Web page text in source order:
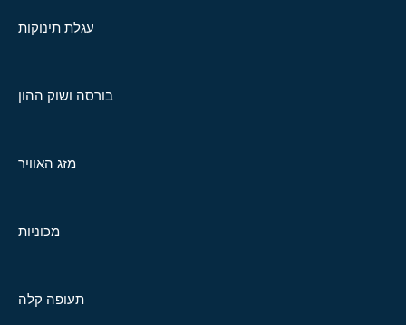
עגלת תינוקות
בורסה ושוק ההון
מזג האוויר
מכוניות
תעופה קלה